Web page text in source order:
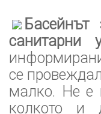
санитарни
се
малко. Не е
колкото и